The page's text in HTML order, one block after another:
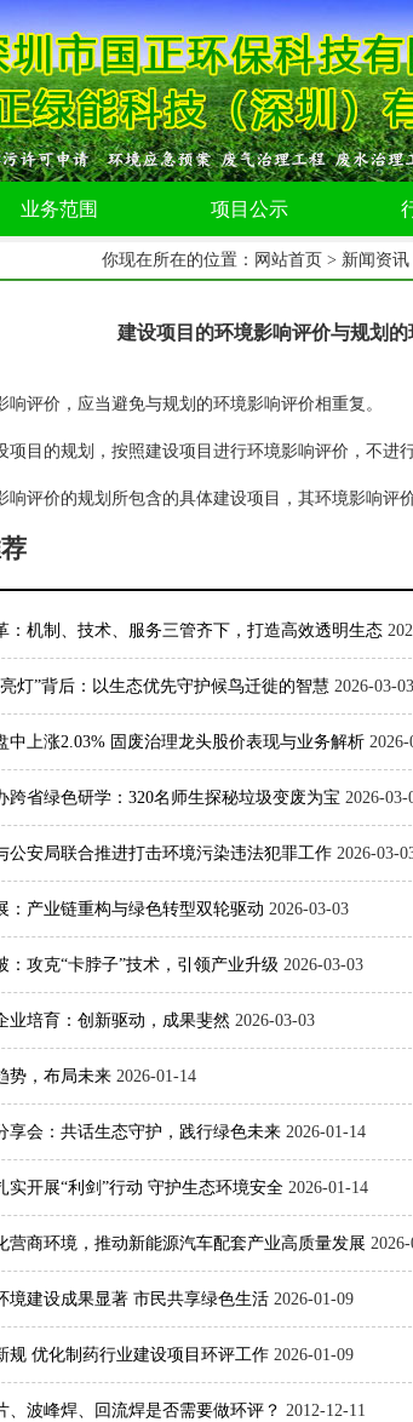
业务范围 项目公示
你现在所在的位置： 网站首页 > 新闻资讯
建设项目的环境影响评价与规划
响评价，应当避免与规划的环境影响评价相重复。
项目的规划，按照建设项目进行环境影响评价，不进
响评价的规划所包含的具体建设项目，其环境影响评
：机制、技术、服务三管齐下，打造高效透明生态
灯”背后：以生态优先守护候鸟迁徙的智慧 2026-03-03
中上涨2.03% 固废治理龙头股价表现与业务解析 2026-
跨省绿色研学：320名师生探秘垃圾变废为宝 2026-03-
公安局联合推进打击环境污染违法犯罪工作 2026-03-
：产业链重构与绿色转型双轮驱动 2026-03-03
：攻克“卡脖子”技术，引领产业升级 2026-03-03
业培育：创新驱动，成果斐然 2026-03-03
势，布局未来 2026-01-14
享会：共话生态守护，践行绿色未来 2026-01-14
实开展“利剑”行动 守护生态环境安全 2026-01-14
营商环境，推动新能源汽车配套产业高质量发展
境建设成果显著 市民共享绿色生活 2026-01-09
规 优化制药行业建设项目环评工作 2026-01-09
、波峰焊、回流焊是否需要做环评？ 2012-12-11